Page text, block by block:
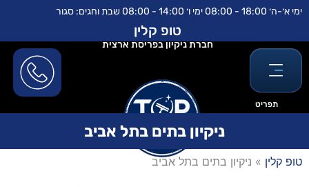
לתוכן
דילוג
ימי א׳-ה׳ 18:00 - 08:00 ימי ו׳ 14:00 - 08:00 שבת וחגים: סגור
תפריט
טופ קלין
חברת ניקיון בפריסת ארצית
ניקיון בתים בתל אביב
טופ קלין » ניקיון בתים בתל אביב